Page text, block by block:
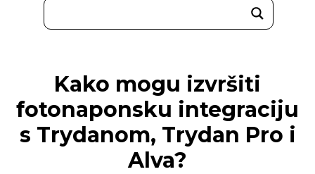
Kako mogu izvršiti
fotonaponsku integraciju
s Trydanom, Trydan Pro i
Alva?